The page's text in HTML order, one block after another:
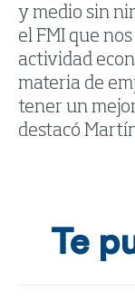
y medio sin
el FMI que
actividad
materia de
tener un
destacó
Te